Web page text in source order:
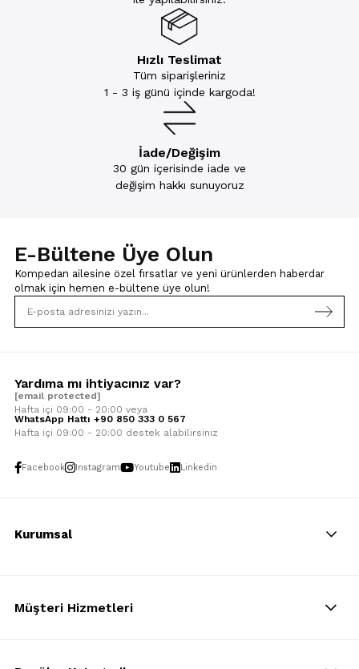
Hızlı Teslimat
Tüm siparişleriniz
1 - 3 iş günü içinde kargoda!
İade/Değişim
30 gün içerisinde iade ve
değişim hakkı sunuyoruz
E-Bültene Üye Olun
Kompedan ailesine özel fırsatlar ve yeni ürünlerden haberdar
olmak için hemen e-bültene üye olun!
Yardıma mı ihtiyacınız var?
[email protected]
Hafta içi 09:00 - 20:00 veya
WhatsApp Hattı +90 850 333 0 567
Hafta içi 09:00 - 20:00 destek alabilirsiniz
Facebook Instagram Youtube Linkedin
Kurumsal
Müşteri Hizmetleri